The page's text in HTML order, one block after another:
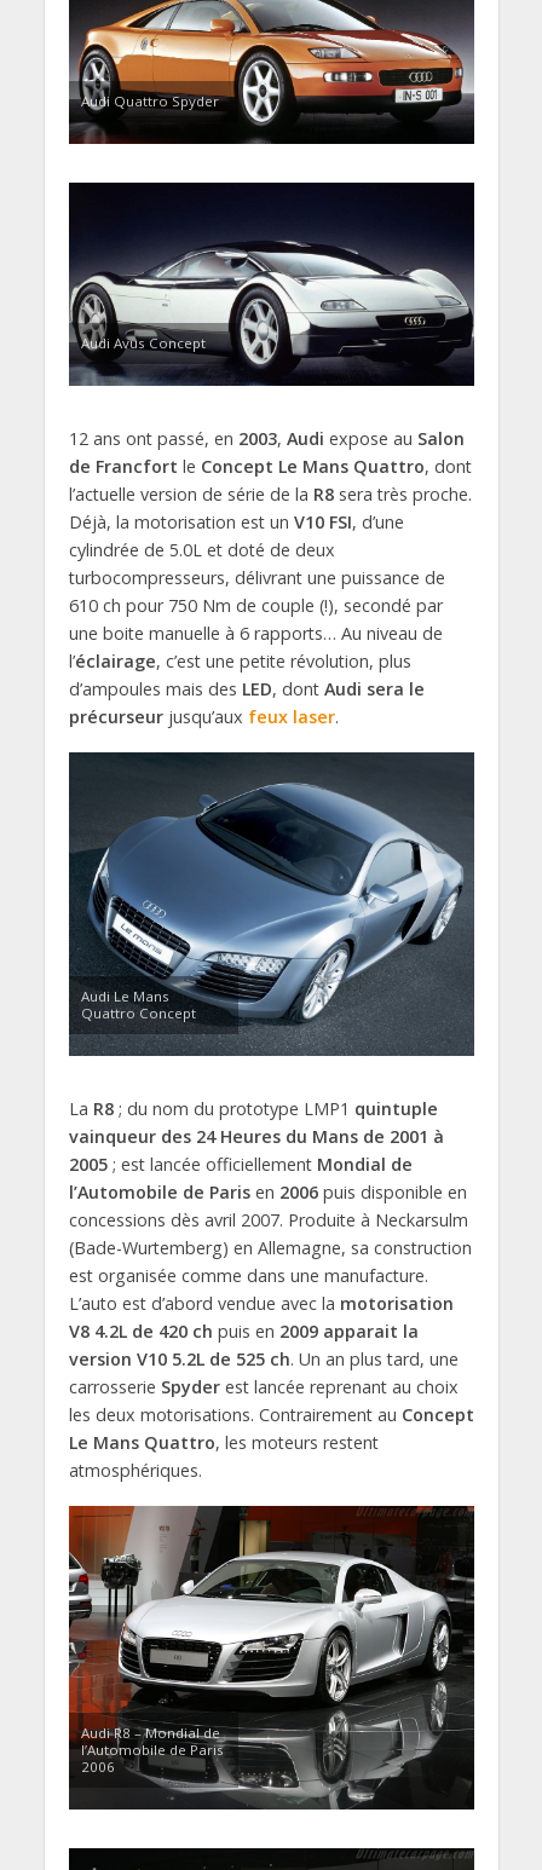
Audi Quattro Spyder
Audi Avus Concept
12 ans ont passé, en 2003, Audi expose au Salon
de Francfort le Concept Le Mans Quattro, dont
l’actuelle version de série de la R8sera très proche.
Déjà, la motorisation est un V10 FSI, d’une
cylindrée de 5.0L et doté de deux
turbocompresseurs, délivrant une puissance de
610 ch pour 750 Nm de couple (!), secondé par
une boite manuelle à 6 rapports… Au niveau de
l’éclairage, c’est une petite révolution, plus
d’ampoules mais des LED, dont Audi sera le
précurseurjusqu’aux feux laser.
Audi Le Mans
Quattro Concept
La R8; du nom du prototype LMP1 quintuple
vainqueur des 24 Heures du Mans de 2001 à
2005; est lancée officiellement Mondial de
l’Automobile de Parisen 2006puis disponible en
concessions dès avril 2007. Produite à Neckarsulm
(Bade-Wurtemberg) en Allemagne, sa construction
est organisée comme dans une manufacture.
L’auto est d’abord vendue avec la motorisation
V8 4.2L de 420 ch puis en 2009 apparait la
version V10 5.2L de 525 ch. Un an plus tard, une
carrosserie Spyderest lancée reprenant au choix
les deux motorisations. Contrairement au Concept
Le Mans Quattro, les moteurs restent
atmosphériques.
Audi R8 – Mondial de
l’Automobile de Paris
2006